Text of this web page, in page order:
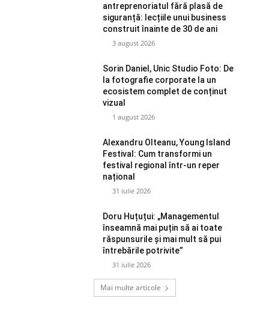
antreprenoriatul fără plasă de
siguranță: lecțiile unui business
construit înainte de 30 de ani
3 august 2026
Sorin Daniel, Unic Studio Foto: De
la fotografie corporate la un
ecosistem complet de conținut
vizual
1 august 2026
Alexandru Olteanu, Young Island
Festival: Cum transformi un
festival regional într-un reper
național
31 iulie 2026
Doru Huțuțui: „Managementul
înseamnă mai puțin să ai toate
răspunsurile și mai mult să pui
întrebările potrivite”
31 iulie 2026
Mai multe articole